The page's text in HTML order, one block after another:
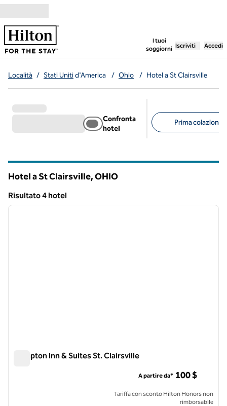
Vai al contenuto
I tuoi
soggiorni
, apre una
Iscriviti Accedi
Località / Stati Unitid'America / Ohio / Hotel a St Clairsville
Confronta
hotel
Prima colazione
Hotel a St Clairsville,OHIO
Risultato 4 hotel
Risultato 4 hotel
1 di 12
Hampton Inn & Suites St. Clairsville
A partire da* 100 $
Tariffa con sconto Hilton Honors non
rimborsabile